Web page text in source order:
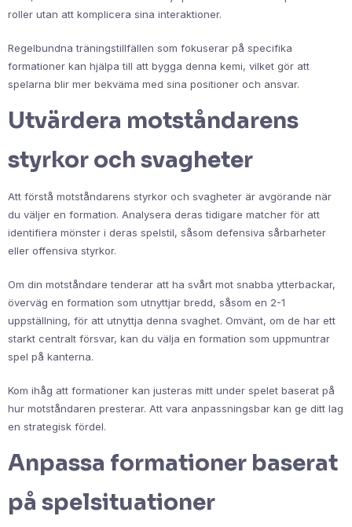
roller utan att komplicera sina interaktioner.
Regelbundna träningstillfällen som fokuserar på specifika
formationer kan hjälpa till att bygga denna kemi, vilket gör att
spelarna blir mer bekväma med sina positioner och ansvar.
Utvärdera motståndarens
styrkor och svagheter
Att förstå motståndarens styrkor och svagheter är avgörande när
du väljer en formation. Analysera deras tidigare matcher för att
identifiera mönster i deras spelstil, såsom defensiva sårbarheter
eller offensiva styrkor.
Om din motståndare tenderar att ha svårt mot snabba ytterbackar,
överväg en formation som utnyttjar bredd, såsom en 2-1
uppställning, för att utnyttja denna svaghet. Omvänt, om de har ett
starkt centralt försvar, kan du välja en formation som uppmuntrar
spel på kanterna.
Kom ihåg att formationer kan justeras mitt under spelet baserat på
hur motståndaren presterar. Att vara anpassningsbar kan ge ditt lag
en strategisk fördel.
Anpassa formationer baserat
på spelsituationer